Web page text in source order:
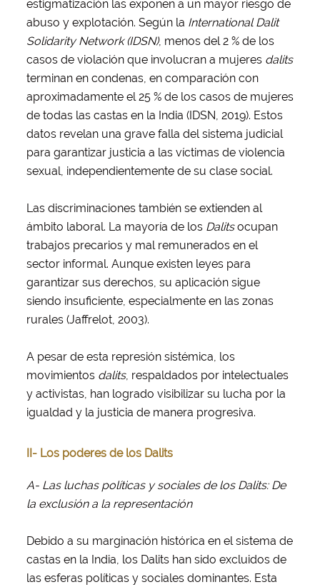
estigmatización las exponen a un mayor riesgo de
abuso y explotación. Según la International Dalit
Solidarity Network (IDSN), menos del 2 % de los
casos de violación que involucran a mujeres dalits
terminan en condenas, en comparación con
aproximadamente el 25 % de los casos de mujeres
de todas las castas en la India (IDSN, 2019). Estos
datos revelan una grave falla del sistema judicial
para garantizar justicia a las víctimas de violencia
sexual, independientemente de su clase social.
Las discriminaciones también se extienden al
ámbito laboral. La mayoría de los Dalitsocupan
trabajos precarios y mal remunerados en el
sector informal. Aunque existen leyes para
garantizar sus derechos, su aplicación sigue
siendo insuficiente, especialmente en las zonas
rurales (Jaffrelot, 2003).
A pesar de esta represión sistémica, los
movimientos dalits, respaldados por intelectuales
y activistas, han logrado visibilizar su lucha por la
igualdad y la justicia de manera progresiva.
II- Los poderes de los Dalits
A- Las luchas políticas y sociales de los Dalits: De
la exclusión a la representación
Debido a su marginación histórica en el sistema de
castas en la India, los Dalits han sido excluidos de
las esferas políticas y sociales dominantes. Esta